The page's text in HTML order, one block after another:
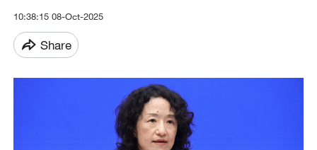
10:38:15 08-Oct-2025
Share